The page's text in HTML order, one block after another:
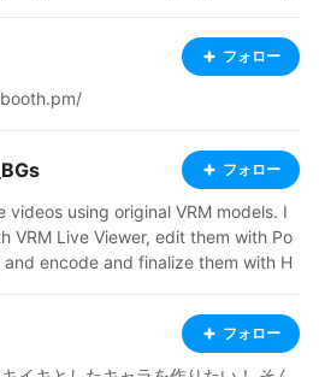
instagram→ https://www.insta
HP→ https://kodaiga.xyz/フォロー
フォロー
videos using original VRM models. I
VRM Live Viewer, edit them with Po
encode and finalize them with H
published wonderful songs, motio
and backgrounds! オリジナル VR
動画を公開しています。 VRM Live Vie
フォロー